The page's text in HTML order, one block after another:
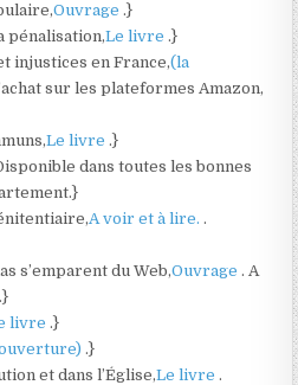
Ouvrage.}
pénalisation,Le livre.}
injustices en France,(la
sur les plateformes Amazon,
Le livre.}
dans toutes les bonnes
A voir et à lire..
s’emparent du Web,Ouvrage. A
livre.}
.}
et dans l’Église,Le livre.